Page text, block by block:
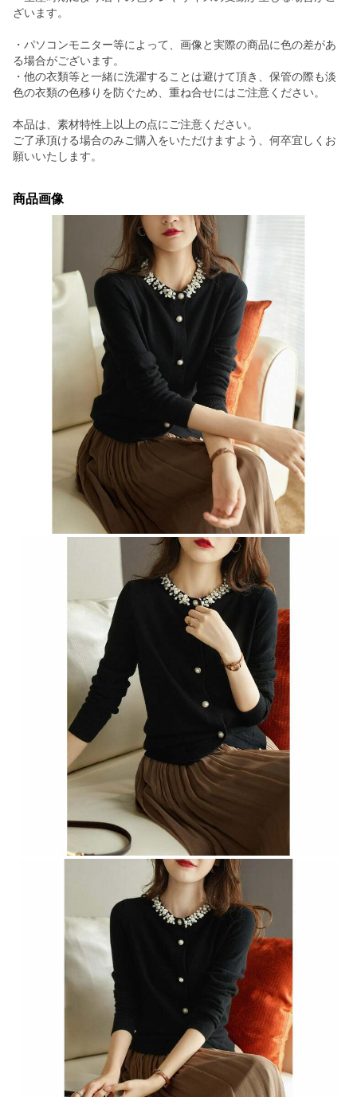
ざいます。
・パソコンモニター等によって、画像と実際の商品に色の差があ
る場合がございます。
・他の衣類等と一緒に洗濯することは避けて頂き、保管の際も淡
色の衣類の色移りを防ぐため、重ね合せにはご注意ください。
本品は、素材特性上以上の点にご注意ください。
ご了承頂ける場合のみご購入をいただけますよう、何卒宜しくお
願いいたします。
商品画像